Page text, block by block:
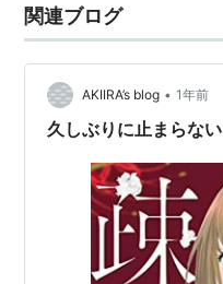
関連ブログ
AKIIRA’s blog • 1年前
久しぶりに止まらない